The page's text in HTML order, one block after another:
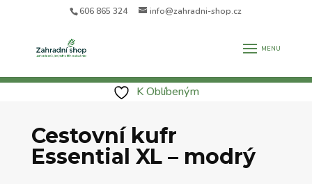
606 865 324 info@zahradni-shop.cz
K Oblíbeným
Cestovní kufr
Essential XL – modrý